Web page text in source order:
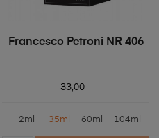
Francesco Petroni NR 406
33,00
2ml 35ml 60ml 104ml